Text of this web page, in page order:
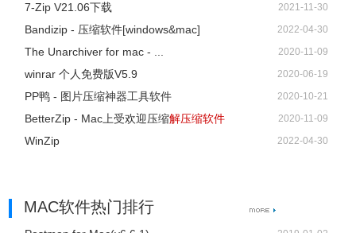
7-Zip V21.06下载 2021-11-30
Bandizip - 压缩软件[windows&mac] 2022-04-30
The Unarchiver for mac - ... 2020-11-09
winrar 个人免费版V5.9 2020-06-19
PP鸭 - 图片压缩神器工具软件 2020-10-21
BetterZip - Mac上受欢迎压缩解压缩软件 2020-11-09
WinZip 2022-04-30
MAC软件热门排行